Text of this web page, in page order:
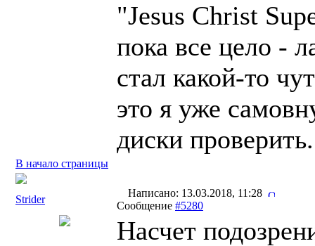
"Jesus Christ
пока все цело -
стал какой-то
это я уже
диски проверить.
В начало страницы
Strider
Написано: 13.03.2018, 11:28
Сообщение #5280
Насчет